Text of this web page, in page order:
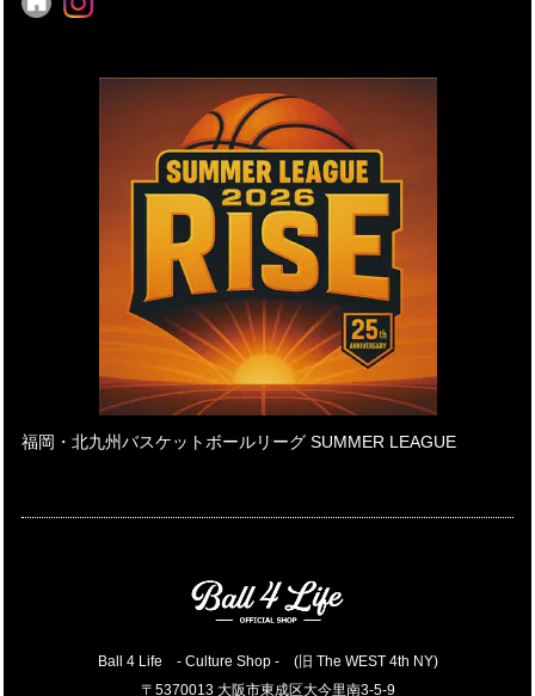
福岡・北九州バスケットボールリーグ SUMMER LEAGUE
Ball 4 Life - Culture Shop - (旧 The WEST 4th NY)
〒5370013 大阪市東成区大今里南3-5-9